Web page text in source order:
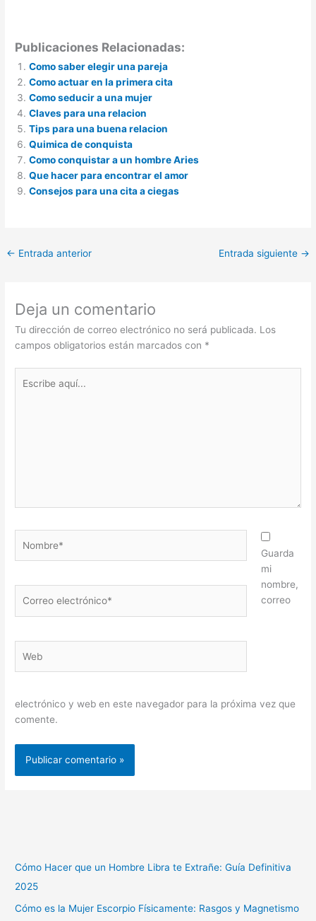
Publicaciones Relacionadas:
Como saber elegir una pareja
Como actuar en la primera cita
Como seducir a una mujer
Claves para una relacion
Tips para una buena relacion
Quimica de conquista
Como conquistar a un hombre Aries
Que hacer para encontrar el amor
Consejos para una cita a ciegas
← Entrada anterior Entrada siguiente →
Deja un comentario
Tu dirección de correo electrónico no será publicada. Los
campos obligatorios están marcados con *
aquí...
electrónico*
Guarda
mi
nombre,
correo
electrónico y web en este navegador para la próxima vez que
comente.
Cómo Hacer que un Hombre Libra te Extrañe: Guía Definitiva
2025
Cómo es la Mujer Escorpio Físicamente: Rasgos y Magnetismo